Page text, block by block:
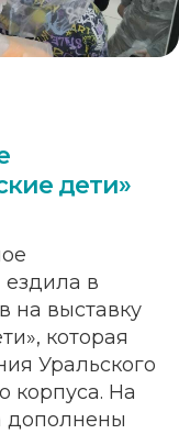
дети»
ездила в
на выставку
которая
Уральского
корпуса. На
дополнены